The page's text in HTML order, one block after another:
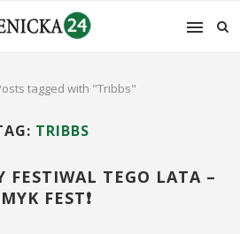
tagged with "Tribbs"
TRIBBS
FESTIWAL TEGO LATA –
FEST❗️